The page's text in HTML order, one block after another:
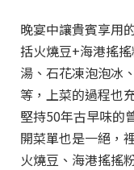
晚宴中讓貴賓享用
括火燒豆+海港搖
湯、石花凍泡泡冰
等，上菜的過程也
堅持50年古早味的
開菜單也是一絕，
火燒豆、海港搖搖